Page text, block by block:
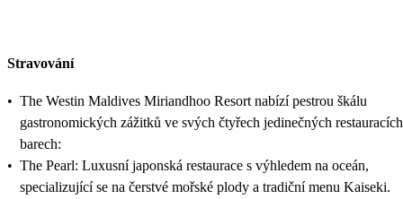
Stravování
• The Westin Maldives Miriandhoo Resort nabízí pestrou škálu
gastronomických zážitků ve svých čtyřech jedinečných
barech:
• The Pearl: Luxusní japonská restaurace s výhledem na oceán,
specializující se na čerstvé mořské plody a tradiční menu Kaiseki.